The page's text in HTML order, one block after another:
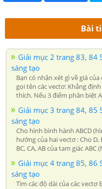
Bài
Giải mục 2 trang 83, 84
sáng tạo
Bạn có nhận xét gì về giá
gọi tên các vectơ: Khẳng
thích. Nếu 3 điểm phân biệt
Giải mục 3 trang 84, 85
sáng tạo
Cho hình bình hành ABCD
hướng của hai vectơ : Cho
BC, CA, AB của tam giác ABC
Giải mục 4 trang 85, 86
sáng tạo
Tìm các độ dài của các vectơ